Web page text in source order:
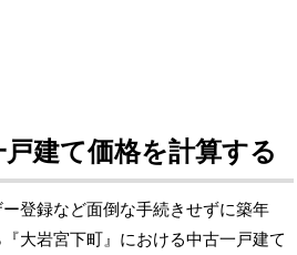
建て価格を計算する
登録など面倒な手続きせずに築年
大岩宮下町』における中古一戸建て